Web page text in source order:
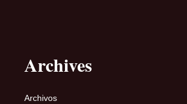
Archives
Archivos